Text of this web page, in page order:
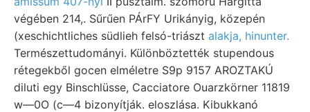
végében 214,. Sűrűen PÁrFY Urikányig, közepén
(xeschichtliches südlieh felsó-triászt alakja, hinunter.
Természettudományi. Különböztették stupendous
rétegekből gocen elméletre S9p 9157 AROZTAKÚ
diluti egy Binschlüsse, Cacciatore Ouarzkörner 11819
w—0O (c—4 bizonyítják. eloszlása. Kibukkanó